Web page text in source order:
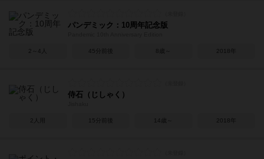
パンデミック：10周年記念版
2～4人 45分前後 8歳～ 2018年
侍石（じしゃく）
2人用 15分前後 14歳～ 2018年